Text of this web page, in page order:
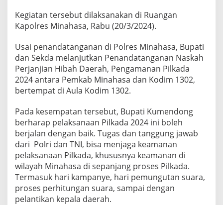
a
t
a
g
a
n
i
N
P
D
B
e
r
s
a
m
P
o
Kegiatan tersebut dilaksanakan di Ruangan
Kapolres Minahasa, Rabu (20/3/2024).
Usai penandatanganan di Polres Minahasa, Bupati
dan Sekda melanjutkan Penandatanganan Naskah
Perjanjian Hibah Daerah, Pengamanan Pilkada
2024 antara Pemkab Minahasa dan Kodim 1302,
bertempat di Aula Kodim 1302.
Pada kesempatan tersebut, Bupati Kumendong
berharap pelaksanaan Pilkada 2024 ini boleh
berjalan dengan baik. Tugas dan tanggung jawab
dari Polri dan TNI, bisa menjaga keamanan
pelaksanaan Pilkada, khususnya keamanan di
wilayah Minahasa di sepanjang proses Pilkada.
Termasuk hari kampanye, hari pemungutan suara,
proses perhitungan suara, sampai dengan
pelantikan kepala daerah.